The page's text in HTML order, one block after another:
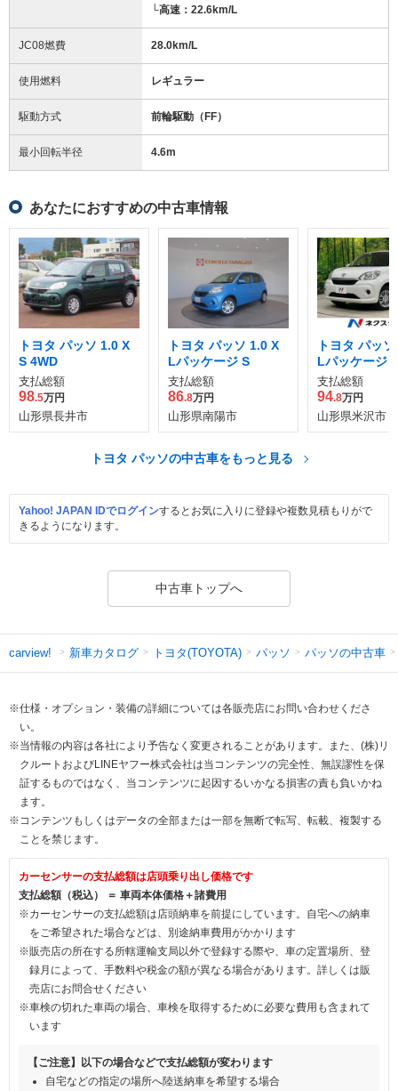
└高速：22.6km/L
JC08燃費 28.0km/L
使用燃料 レギュラー
駆動方式 前輪駆動（FF）
最小回転半径 4.6m
あなたにおすすめの中古車情報
トヨタ パッソ 1.0 X
S 4WD
支払総額
98.5万円
山形県長井市
トヨタ パッソ 1.0 X
Lパッケージ S
支払総額
86.8万円
山形県南陽市
トヨタ パッ
Lパッケージ
支払総額
94.8万円
山形県米沢市
トヨタ パッソの中古車をもっと見る
Yahoo! JAPAN IDでログインするとお気に入りに登録や複数見積もりがで
きるようになります。
中古車トップへ
carview! 新車カタログ トヨタ(TOYOTA) パッソ パッソの中古車
※仕様・オプション・装備の詳細については各販売店にお問い合わせくださ
い。
※当情報の内容は各社により予告なく変更されることがあります。また、(株)リ
クルートおよびLINEヤフー株式会社は当コンテンツの完全性、無誤謬性を保
証するものではなく、当コンテンツに起因するいかなる損害の責も負いかね
ます。
※コンテンツもしくはデータの全部または一部を無断で転写、転載、複製する
ことを禁じます。
カーセンサーの支払総額は店頭乗り出し価格です
支払総額（税込） ＝ 車両本体価格＋諸費用
※カーセンサーの支払総額は店頭納車を前提にしています。自宅への納車
をご希望された場合などは、別途納車費用がかかります
※販売店の所在する所轄運輸支局以外で登録する際や、車の定置場所、登
録月によって、手数料や税金の額が異なる場合があります。詳しくは販
売店にお問合せください
※車検の切れた車両の場合、車検を取得するために必要な費用も含まれて
います
【ご注意】以下の場合などで支払総額が変わります
自宅などの指定の場所へ陸送納車を希望する場合